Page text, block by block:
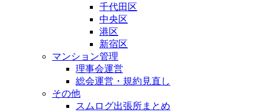
千代田区
中央区
港区
新宿区
マンション管理
理事会運営
総会運営・規約見直し
その他
スムログ出張所まとめ